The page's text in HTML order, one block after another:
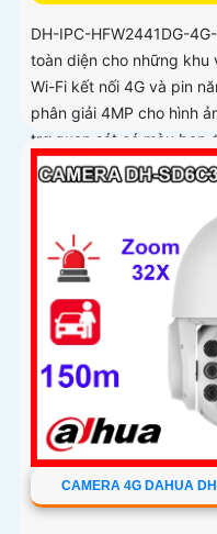
DH-IPC-HFW2441DG-
toàn diện cho những khu
Wi-Fi kết nối 4G và pin
phân giải 4MP cho hình
trợ quan sát có màu ban
và đàm thoại hai chiều
CAMERA 4G DAHUA